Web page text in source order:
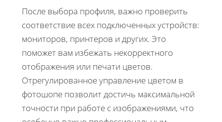
После выбора профиля, важно проверить
соответствие всех подключенных устройств:
мониторов, принтеров и других. Это
поможет вам избежать некорректного
отображения или печати цветов.
Отрегулированное управление цветом в
фотошопе позволит достичь максимальной
точности при работе с изображениями, что